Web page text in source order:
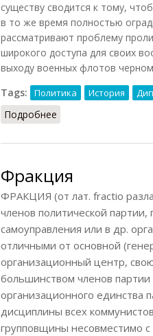
существу сводится к тому,
в то же время полностью
рассматривают проблему
широкого доступа для своих
выходу военных флотов
Tags:
Политика История
Подробнее
Фракция
ФРАКЦИЯ (от лат. fractio
членов политической
самоуправления или в др.
отличными от основной
организационный центр,
большинством членов
организационного единства
дисциплины всех
групповщины несовместимо